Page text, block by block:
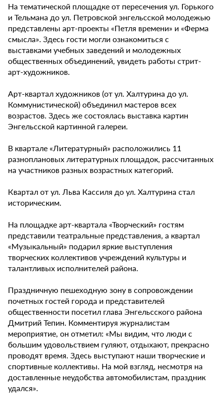
На тематической площадке от пересечения ул. Горького
и Тельмана до ул. Петровской энгельсской молодежью
представлены арт-проекты «Петля времени» и «Ферма
смысла». Здесь гости могли ознакомиться с
выставками учебных заведений и молодежных
общественных объединений, увидеть работы стрит-
арт-художников.
Арт-квартал художников (от ул. Халтурина до ул.
Коммунистической) объединил мастеров всех
возрастов. Здесь же состоялась выставка картин
Энгельсской картинной галереи.
В квартале «Литературный» расположились 11
разноплановых литературных площадок, рассчитанных
на участников разных возрастных категорий.
Квартал от ул. Льва Кассиля до ул. Халтурина стал
историческим.
На площадке арт-квартала «Творческий» гостям
представили театральные представления, а квартал
«Музыкальный» подарил яркие выступления
творческих коллективов учреждений культуры и
талантливых исполнителей района.
Праздничную пешеходную зону в сопровождении
почетных гостей города и представителей
общественности посетил глава Энгельсского района
Дмитрий Тепин. Комментируя журналистам
мероприятие, он отметил: «Мы видим, что люди с
большим удовольствием гуляют, отдыхают, прекрасно
проводят время. Здесь выступают наши творческие и
спортивные коллективы. На мой взгляд, несмотря на
доставленные неудобства автомобилистам, праздник
удался».